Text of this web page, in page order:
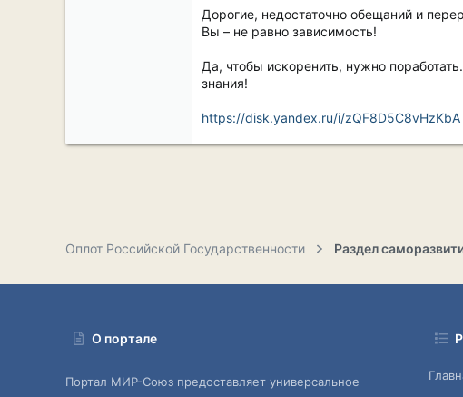
Дорогие, недостаточно обещаний и
Вы – не равно зависимость!
Да, чтобы искоренить, нужно
знания!
https://disk.yandex.ru/i/zQF8D5C8vHzKbA
Оплот Российской Государственности
О портале
Портал МИР-Союз предоставляет универсальное